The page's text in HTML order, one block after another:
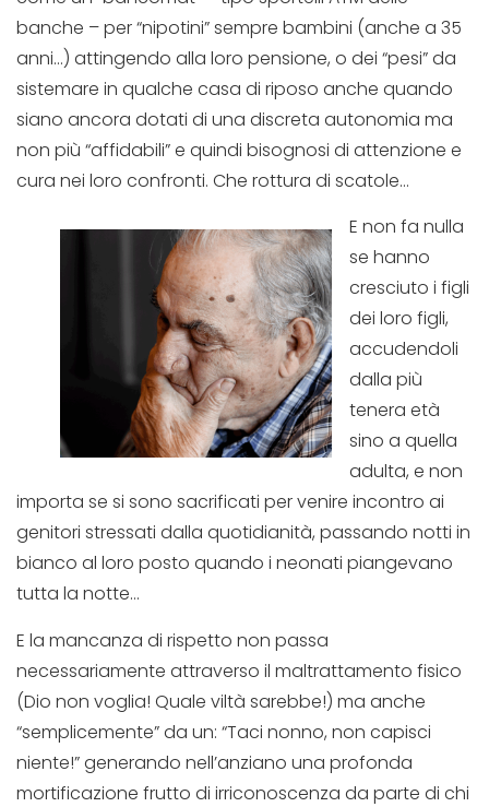
banche – per “nipotini” sempre bambini (anche a 35
anni…) attingendo alla loro pensione, o dei “pesi” da
sistemare in qualche casa di riposo anche quando
siano ancora dotati di una discreta autonomia ma
non più “affidabili” e quindi bisognosi di attenzione e
cura nei loro confronti. Che rottura di scatole…
E non fa nulla
se hanno
cresciuto i figli
dei loro figli,
accudendoli
dalla più
tenera età
sino a quella
adulta, e non
importa se si sono sacrificati per venire incontro ai
genitori stressati dalla quotidianità, passando notti in
bianco al loro posto quando i neonati piangevano
tutta la notte…
E la mancanza di rispetto non passa
necessariamente attraverso il maltrattamento fisico
(Dio non voglia! Quale viltà sarebbe!) ma anche
“semplicemente” da un: “Taci nonno, non capisci
niente!” generando nell’anziano una profonda
mortificazione frutto di irriconoscenza da parte di chi